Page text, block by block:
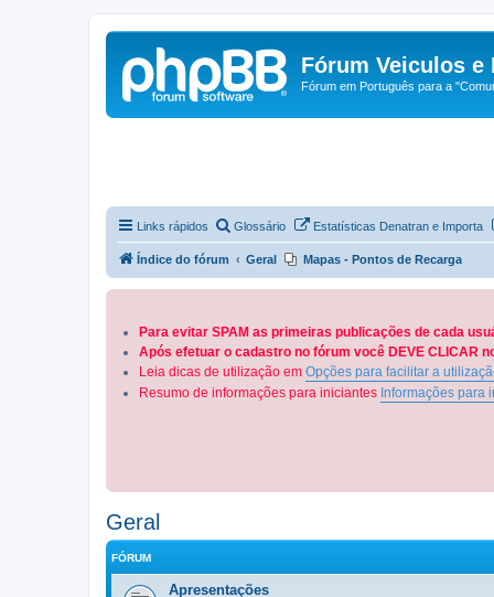
Fórum Veiculos
Fórum em Português para a
Links rápidos Glossário Estatísticas Denatran e Importa
Índice do fórum Geral Mapas - Pontos de Recarga
Para evitar SPAM as primeiras publicações de cada
Após efetuar o cadastro no fórum você DEVE CLICAR
Leia dicas de utilização em Opções para facilitar a
Resumo de informações para iniciantes Informações para
Geral
FÓRUM
Apresentações